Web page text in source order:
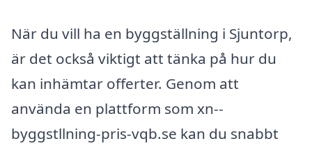
När du vill ha en byggställning i Sjuntorp,
är det också viktigt att tänka på hur du
kan inhämtar offerter. Genom att
använda en plattform som xn--
byggstllning-pris-vqb.se kan du snabbt